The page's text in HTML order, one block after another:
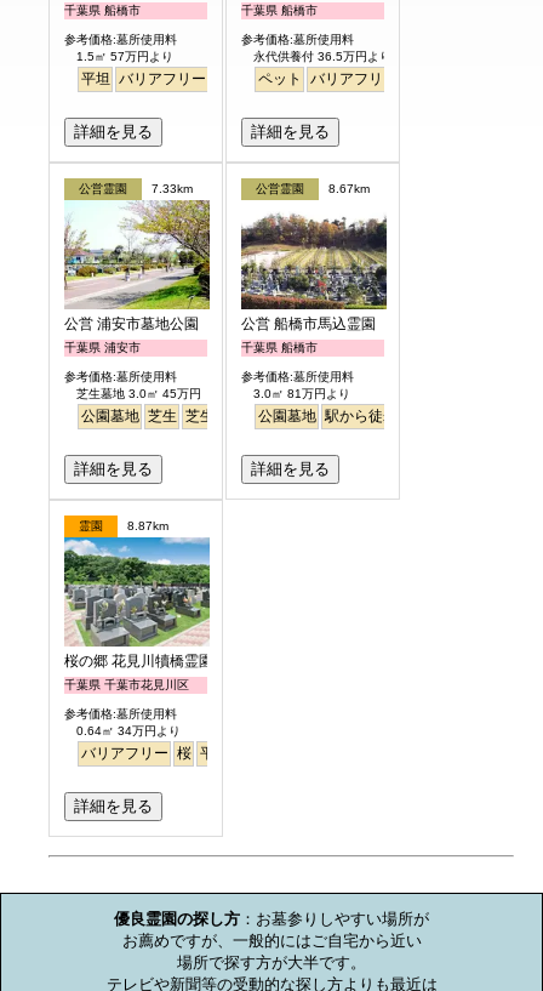
千葉県 船橋市
参考価格:墓所使用料
1.5㎡ 57万円より
平坦 バリアフリー
詳細を見る
千葉県 船橋市
参考価格:墓所使用料
永代供養付 36.5万円より
ペット バリアフリー
詳細を見る
公営霊園 7.33km
公営 浦安市墓地公園
千葉県 浦安市
参考価格:墓所使用料
芝生墓地 3.0㎡ 45万円
公園墓地 芝生 芝生
詳細を見る
公営霊園 8.67km
公営 船橋市馬込霊園
千葉県 船橋市
参考価格:墓所使用料
3.0㎡ 81万円より
公園墓地 駅から徒歩
詳細を見る
霊園 8.87km
桜の郷 花見川犢橋霊園
千葉県 千葉市花見川区
参考価格:墓所使用料
0.64㎡ 34万円より
バリアフリー 桜 平坦
詳細を見る
優良霊園の探し方 ：お墓参りしやすい場所が
お薦めですが、一般的にはご自宅から近い
場所で探す方が大半です。
テレビや新聞等の受動的な探し方よりも最近は